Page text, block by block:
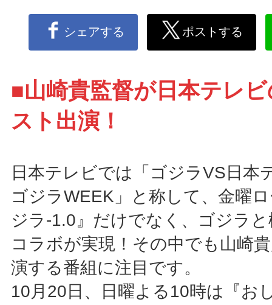
シェアする ポストする
■山崎貴監督が日本テレ
スト出演！
日本テレビでは「ゴジラVS日本
ゴジラWEEK」と称して、金曜
ジラ-1.0』だけでなく、ゴジラ
コラボが実現！その中でも山崎
演する番組に注目です。
10月20日、日曜よる10時は『お